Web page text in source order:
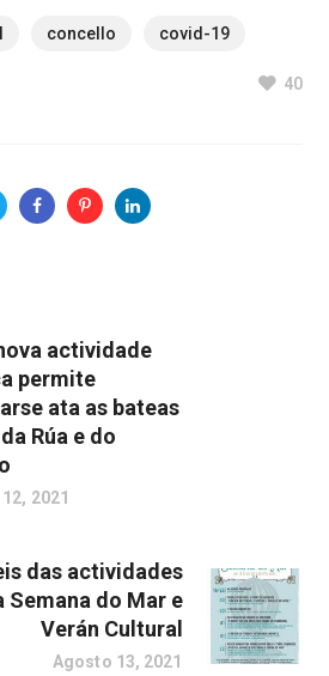
concello covid-19
40
actividade
permite
ata as bateas
Rúa e do
2021
das actividades
Semana do Mar e
Verán Cultural
Agosto 13, 2021